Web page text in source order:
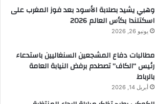
وهبي يشيد بصلابة الأسود بعد فوز المغرب على
اسكتلندا بكأس العالم 2026
يونيو 26, 2026
مطالبات دفاع المشجعين السنغاليين باستدعاء
رئيس “الكاف” تصطدم برفض النيابة العامة
بالرباط
أبريل 14, 2026